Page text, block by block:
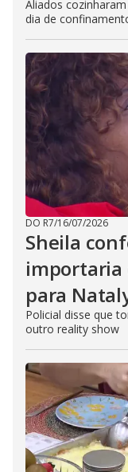
Aliados
dia de
DO R7/16/07/2026
Sheila
importaria
para
Policial disse que
outro reality show